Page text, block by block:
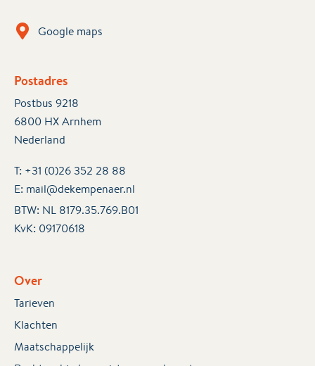
Google maps
Postadres
Postbus 9218
6800 HX Arnhem
Nederland
T: +31 (0)26 352 28 88
E: mail@dekempenaer.nl
BTW: NL 8179.35.769.B01
KvK: 09170618
Over
Tarieven
Klachten
Maatschappelijk